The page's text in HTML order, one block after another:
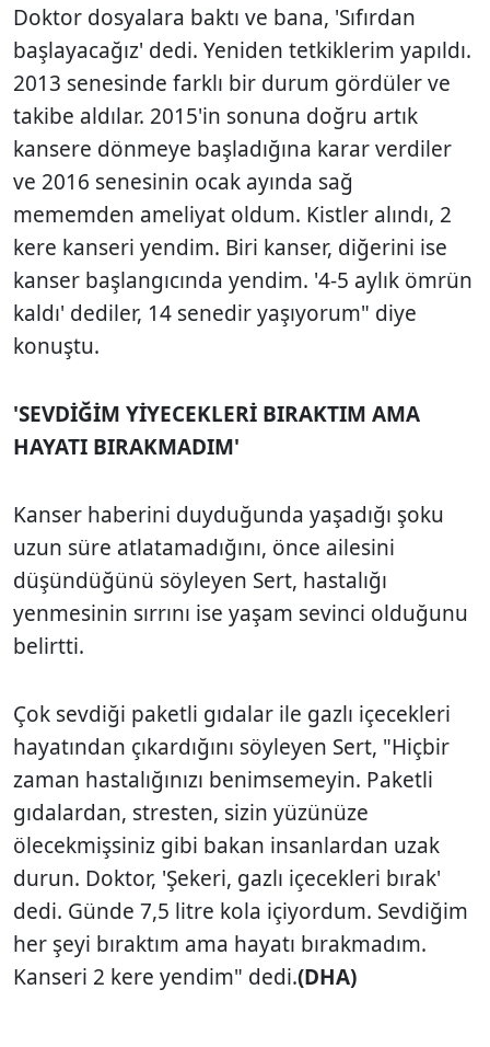
Doktor dosyalara baktı ve bana, 'Sıfırdan
başlayacağız' dedi. Yeniden tetkiklerim yapıldı.
2013 senesinde farklı bir durum gördüler ve
takibe aldılar. 2015'in sonuna doğru artık
kansere dönmeye başladığına karar verdiler
ve 2016 senesinin ocak ayında sağ
mememden ameliyat oldum. Kistler alındı, 2
kere kanseri yendim. Biri kanser, diğerini ise
kanser başlangıcında yendim. '4-5 aylık ömrün
kaldı' dediler, 14 senedir yaşıyorum" diye
konuştu.
'SEVDİĞİM YİYECEKLERİ BIRAKTIM AMA
HAYATI BIRAKMADIM'
Kanser haberini duyduğunda yaşadığı şoku
uzun süre atlatamadığını, önce ailesini
düşündüğünü söyleyen Sert, hastalığı
yenmesinin sırrını ise yaşam sevinci olduğunu
belirtti.
Çok sevdiği paketli gıdalar ile gazlı içecekleri
hayatından çıkardığını söyleyen Sert, "Hiçbir
zaman hastalığınızı benimsemeyin. Paketli
gıdalardan, stresten, sizin yüzünüze
ölecekmişsiniz gibi bakan insanlardan uzak
durun. Doktor, 'Şekeri, gazlı içecekleri bırak'
dedi. Günde 7,5 litre kola içiyordum. Sevdiğim
her şeyi bıraktım ama hayatı bırakmadım.
Kanseri 2 kere yendim" dedi.(DHA)